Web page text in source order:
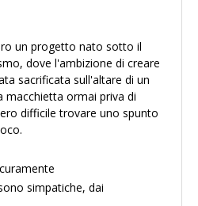
un progetto nato sotto il
dove l'ambizione di creare
sacrificata sull'altare di un
macchietta ormai priva di
difficile trovare uno spunto
simpatiche, dai